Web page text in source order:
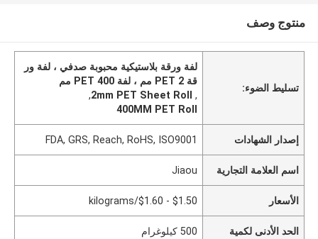
منتوج وصف
تسليط الضوء:
لفة ورقة بلاستيكية محبوبة صدفي ، لفة ور
قة PET 2 مم ، لفة PET 400 مم
,
2mm PET Sheet Roll
,
400MM PET Roll
إصدار الشهادات FDA, GRS, Reach, RoHS, ISO9001
اسم العلامة التجارية Jiaou
الأسعار $1.50 - $1.60/kilograms
الحد الأدنى لكمية 500 كيلوغرام